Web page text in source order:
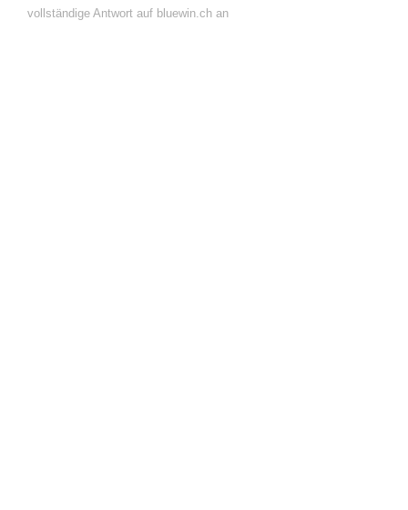
vollständige Antwort auf bluewin.ch an